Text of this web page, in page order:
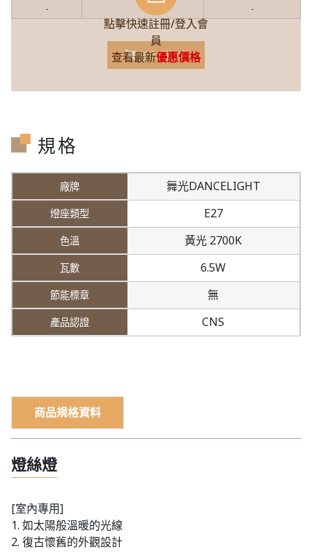
點擊快速註冊/登入會
員
查看最新優惠價格
-
- -
加入購物車
規格
舞光DANCELIGHT
E27
黃光 2700K
6.5W
無
CNS
商品規格資料
燈絲燈
[室內專用]
1. 如太陽般溫暖的光線
2. 復古懷舊的外觀設計